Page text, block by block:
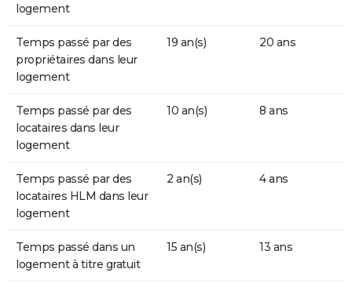
logement
Temps passé par des
propriétaires dans leur
logement
19 an(s) 20 ans
Temps passé par des
locataires dans leur
logement
10 an(s) 8 ans
Temps passé par des
locataires HLM dans leur
logement
2 an(s) 4 ans
Temps passé dans un
logement à titre gratuit
15 an(s) 13 ans